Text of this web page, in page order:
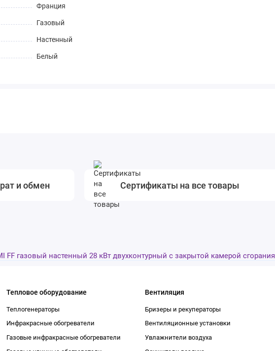
Франция
Газовый
Настенный
Белый
и обмен Сертификаты на все товары
FF газовый настенный 28 кВт двухконтурный с закрытой камерой сгорания
Тепловое оборудование
Теплогенераторы
Инфракрасные обогреватели
Газовые инфракрасные обогреватели
Вентиляция
Бризеры и рекуператоры
Вентиляционные установки
Увлажнители воздуха